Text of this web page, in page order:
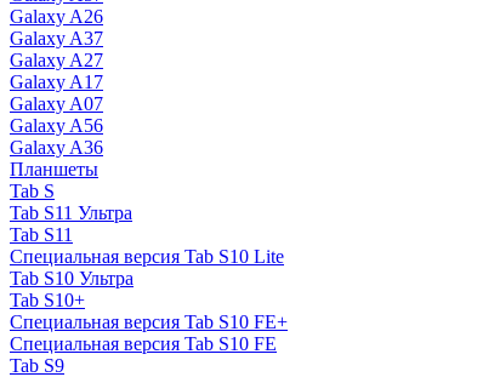
Galaxy A26
Galaxy A37
Galaxy A27
Galaxy A17
Galaxy A07
Galaxy A56
Galaxy A36
Планшеты
Tab S
Tab S11 Ультра
Tab S11
Специальная версия Tab S10 Lite
Tab S10 Ультра
Tab S10+
Специальная версия Tab S10 FE+
Специальная версия Tab S10 FE
Tab S9